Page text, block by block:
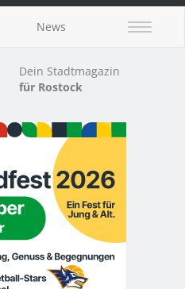
News
Dein Stadtmagazin
für Rostock